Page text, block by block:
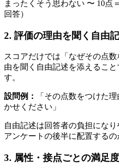
まったくそう思わない 〜 10点
回答）
2. 評価の理由を聞く自由
スコアだけでは「なぜその点
由を聞く自由記述を添えるこ
す。
設問例：
「その点数をつけた
かせください」
自由記述は回答者の負担にな
アンケートの後半に配置するの
3. 属性・接点ごとの満足